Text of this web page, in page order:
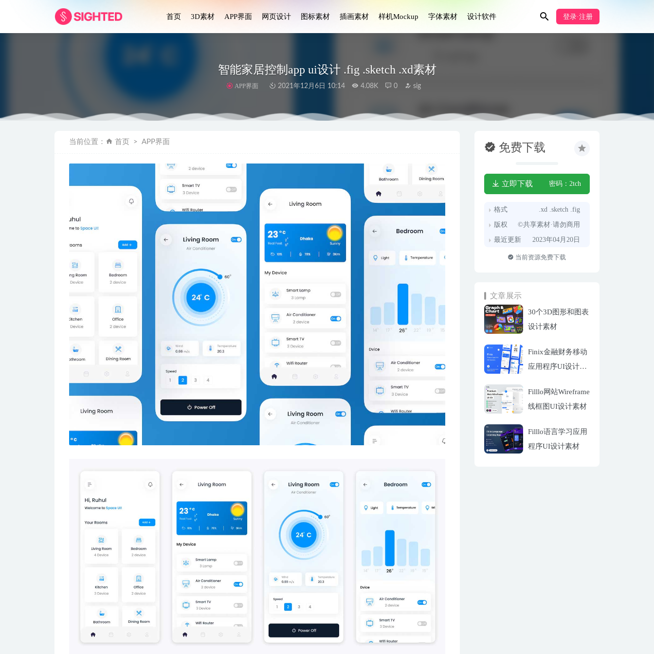
首页 3D素材 APP界面 网页设计 图标素材 插画素材 样机Mockup 字体素材 设计软件 登录·注册
智能家居控制app ui设计 .fig .sketch .xd素材
APP界面 2021年12月6日 10:14 4.08K 0 sig
当前位置： 首页 APP界面 免费下载
立即下载 密码：2tch
格式 .xd .sketch .fig
版权 ©共享素材·请勿商用
最近更新 2023年04月20日
当前资源免费下载
文章展示
30个3D图形和图表
设计素材
Finix金融财务移动
应用程序UI设计套
Filllo网站Wireframe
线框图UI设计素材
Filllo语言学习应用
程序UI设计素材
服装电商app ui设计 .fig素材 2021-08-17
手机钱包app ui设计 .sketch素材